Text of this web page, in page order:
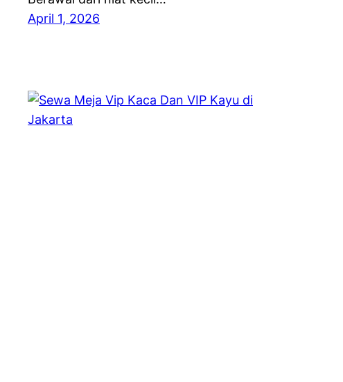
April 1, 2026